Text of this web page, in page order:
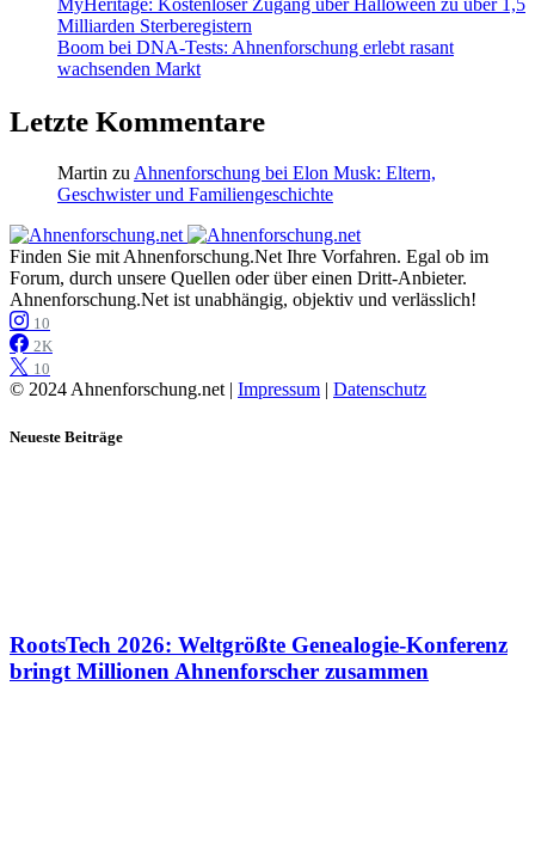
MyHeritage: Kostenloser Zugang über Halloween zu über 1,5
Milliarden Sterberegistern
Boom bei DNA-Tests: Ahnenforschung erlebt rasant
wachsenden Markt
Letzte Kommentare
Martin zuAhnenforschung bei Elon Musk: Eltern,
Geschwister und Familiengeschichte
Finden Sie mit Ahnenforschung.Net Ihre Vorfahren. Egal ob im
Forum, durch unsere Quellen oder über einen Dritt-Anbieter.
Ahnenforschung.Net ist unabhängig, objektiv und verlässlich!
10
2K
10
© 2024 Ahnenforschung.net | Impressum Datenschutz
Neueste Beiträge
RootsTech 2026: Weltgrößte Genealogie-Konferenz
bringt Millionen Ahnenforscher zusammen